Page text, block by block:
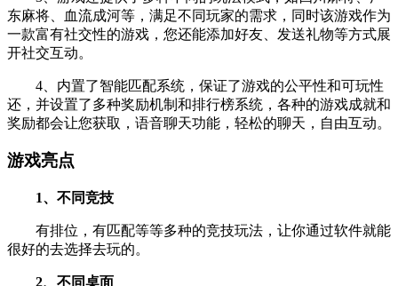
东麻将、血流成河等，满足不同玩家的需求，同时该游戏作为
一款富有社交性的游戏，您还能添加好友、发送礼物等方式展
开社交互动。
4、内置了智能匹配系统，保证了游戏的公平性和可玩性
还，并设置了多种奖励机制和排行榜系统，各种的游戏成就和
奖励都会让您获取，语音聊天功能，轻松的聊天，自由互动。
游戏亮点
1、不同竞技
有排位，有匹配等等多种的竞技玩法，让你通过软件就能
很好的去选择去玩的。
2、不同桌面